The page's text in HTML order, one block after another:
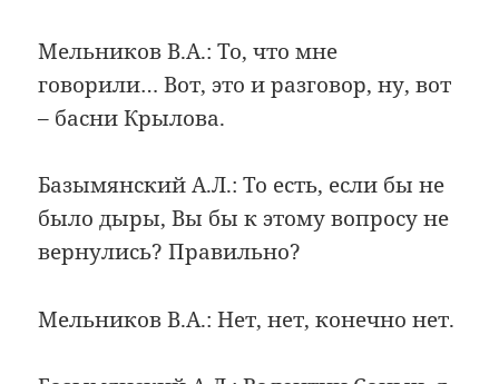
Мельников В.А.: То, что мне
говорили… Вот, это и разговор, ну, вот
– басни Крылова.
Базымянский А.Л.: То есть, если бы не
было дыры, Вы бы к этому вопросу не
вернулись? Правильно?
Мельников В.А.: Нет, нет, конечно нет.